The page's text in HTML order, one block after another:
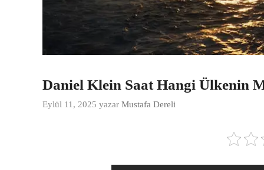
Daniel Klein Saat Hangi Ülkenin
Eylül 11, 2025 yazar Mustafa Dereli